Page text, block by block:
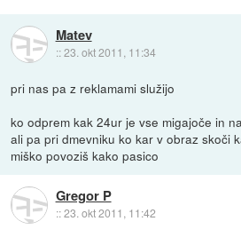
Matev
::23. okt 2011, 11:34
pri nas pa z reklamami služijo
ko odprem kak 24ur je vse migajoče in
ali pa pri dmevniku ko kar v obraz skoči
miško povoziš kako pasico
Gregor P
::23. okt 2011, 11:42